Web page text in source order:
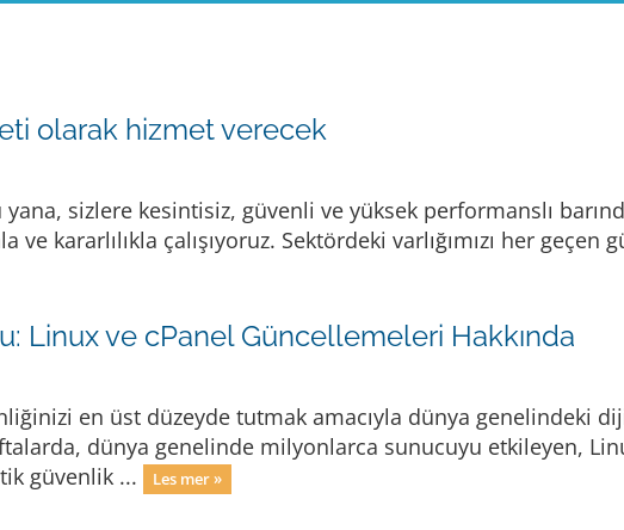
olarak hizmet verecek
sizlere kesintisiz, güvenli ve yüksek performanslı
kararlılıkla çalışıyoruz. Sektördeki varlığımızı her geçen
Linux ve cPanel Güncellemeleri Hakkında
en üst düzeyde tutmak amacıyla dünya genelindeki
dünya genelinde milyonlarca sunucuyu etkileyen,
güvenlik ...
Les mer »